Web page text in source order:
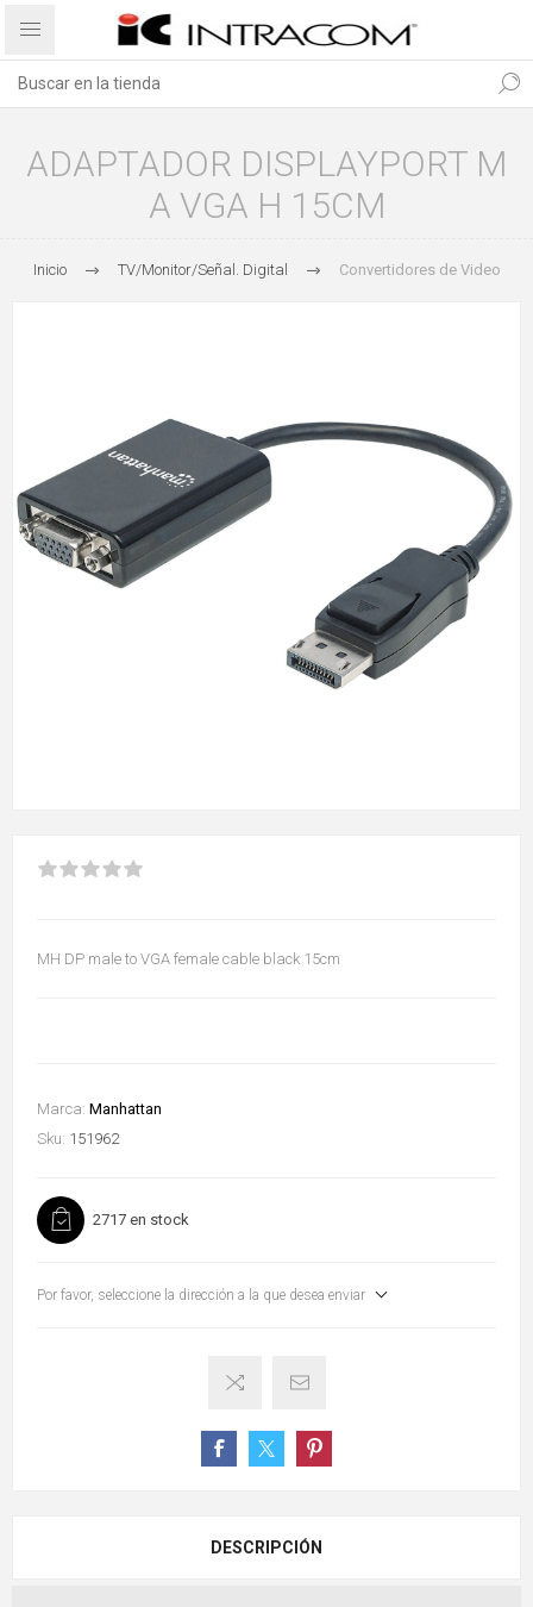
ADAPTADOR DISPLAYPORT M
A VGA H 15CM
Inicio TV/Monitor/Señal. Digital Convertidores de Video
MH DP male to VGA female cable black 15cm
Marca: Manhattan
Sku: 151962
2717 en stock
Por favor, seleccione la dirección a la que desea enviar
DESCRIPCIÓN